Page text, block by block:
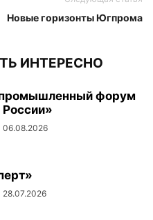
Новые горизонты Югпрома
ИНТЕРЕСНО
форум
06.08.2026
28.07.2026